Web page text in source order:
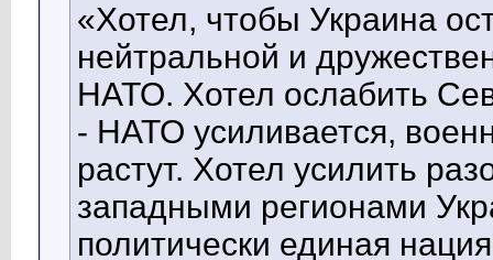
«Хотел, чтобы Украина
нейтральной и
НАТО. Хотел ослабить
- НАТО усиливается,
растут. Хотел усилить
западными регионами
политически единая